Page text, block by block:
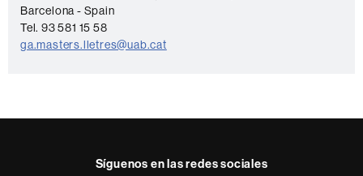
t
a
o
Barcelona - Spain
Tel. 93 581 15 58
ga.masters.lletres@uab.cat
Síguenos en las redes sociales